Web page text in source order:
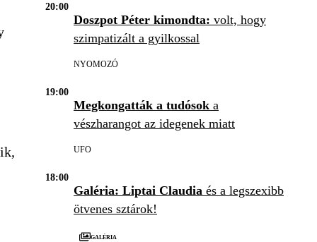
20:00
Doszpot Péter kimondta: volt, hogy
szimpatizált a gyilkossal
NYOMOZÓ
19:00
Megkongatták a tudósok a
vészharangot az idegenek miatt
UFO
18:00
Galéria: Liptai Claudia és a legszexibb
ötvenes sztárok!
Galéria